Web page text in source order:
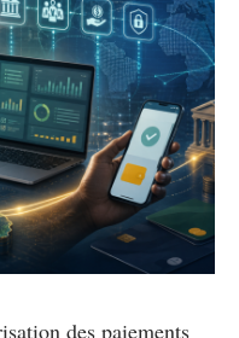
des paiements